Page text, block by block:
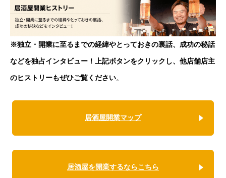
※独立・開業に至るまでの経緯やとっておきの裏話、成功の秘話
などを独占インタビュー！上記ボタンをクリックし、他店舗店主
のヒストリーもぜひご覧ください。
居酒屋開業マップ
居酒屋を開業するならこちら